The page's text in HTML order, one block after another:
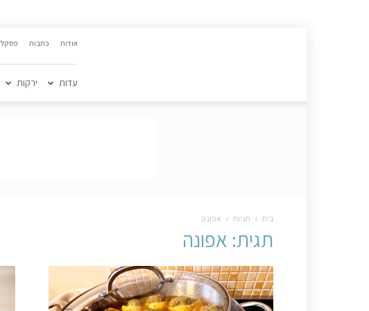
אודות כתבות פסקל TV
עדות ירקות
בית תגיות אפונה
תגית: אפונה